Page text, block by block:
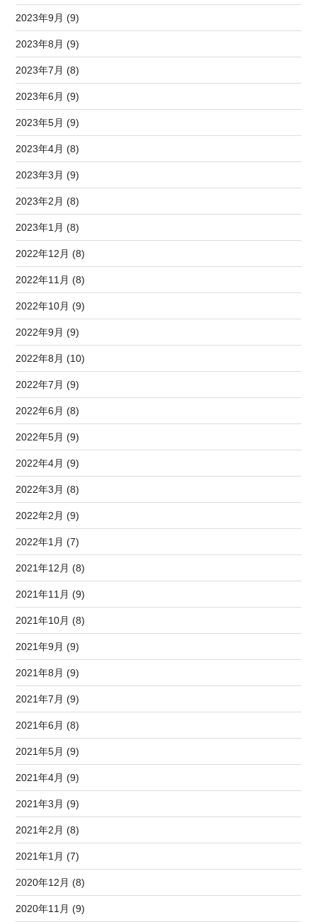
2023年9月 (9)
2023年8月 (9)
2023年7月 (8)
2023年6月 (9)
2023年5月 (9)
2023年4月 (8)
2023年3月 (9)
2023年2月 (8)
2023年1月 (8)
2022年12月 (8)
2022年11月 (8)
2022年10月 (9)
2022年9月 (9)
2022年8月 (10)
2022年7月 (9)
2022年6月 (8)
2022年5月 (9)
2022年4月 (9)
2022年3月 (8)
2022年2月 (9)
2022年1月 (7)
2021年12月 (8)
2021年11月 (9)
2021年10月 (8)
2021年9月 (9)
2021年8月 (9)
2021年7月 (9)
2021年6月 (8)
2021年5月 (9)
2021年4月 (9)
2021年3月 (9)
2021年2月 (8)
2021年1月 (7)
2020年12月 (8)
2020年11月 (9)